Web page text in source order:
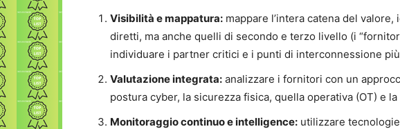
Visibilità e mappatura: mappare l’intera catena del
diretti, ma anche quelli di secondo e terzo livello (i
individuare i partner critici e i punti di interconnessione
Valutazione integrata: analizzare i fornitori con un
postura cyber, la sicurezza fisica, quella operativa (OT) e
Monitoraggio continuo e intelligence: utilizzare